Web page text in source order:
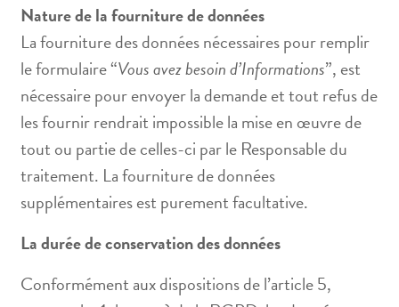
Nature de la fourniture de données
La fourniture des données nécessaires pour remplir
le formulaire “Vous avez besoin d’Informations”, est
nécessaire pour envoyer la demande et tout refus de
les fournir rendrait impossible la mise en œuvre de
tout ou partie de celles-ci par le Responsable du
traitement. La fourniture de données
supplémentaires est purement facultative.
La durée de conservation des données
Conformément aux dispositions de l’article 5,